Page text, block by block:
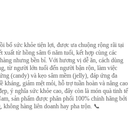
sức khỏe tiện lợi, được ưa chuộng rộng rãi tại
từ hồng sâm 6 năm tuổi, kết hợp cùng các
nhưng bền bỉ. Với hương vị dễ ăn, cách dùng
từ người lớn tuổi đến người bận rộn, làm việc
(candy) và kẹo sâm mềm (jelly), đáp ứng đa
kháng, giảm mệt mỏi, hỗ trợ tuần hoàn và nâng cao
ý nghĩa sức khỏe cao, đây còn là món quà tinh tế
sản phẩm được phân phối 100% chính hãng bởi
hàng liên doanh hay pha trộn. 📞